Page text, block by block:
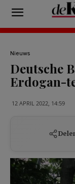
Nieuws
Deutsche
Erdogan-
12 APRIL 2022, 14:59